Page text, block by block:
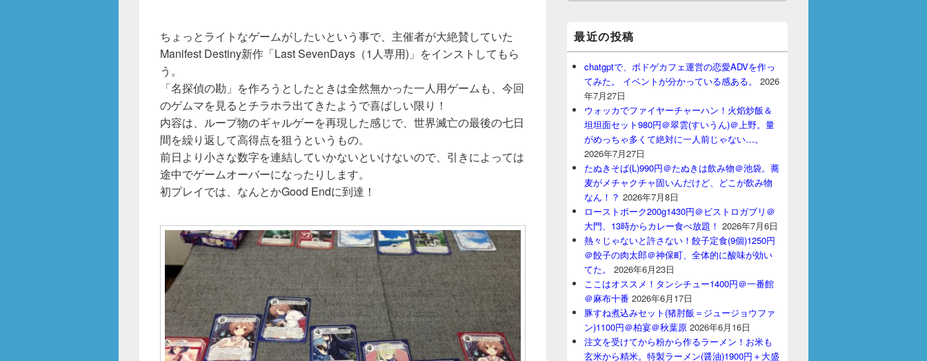
ちょっとライトなゲームがしたいという事で、主催者が大絶賛していた
Manifest Destiny新作「Last SevenDays（1人専用)」をインストしてもら
う。
「名探偵の勘」を作ろうとしたときは全然無かった一人用ゲームも、今回
のゲムマを見るとチラホラ出てきたようで喜ばしい限り！
内容は、ループ物のギャルゲーを再現した感じで、世界滅亡の最後の七日
間を繰り返して高得点を狙うというもの。
前日より小さな数字を連結していかないといけないので、引きによっては
途中でゲームオーバーになったりします。
初プレイでは、なんとかGood Endに到達！
最近の投稿
chatgptで、ボドゲカフェ運営の恋愛ADVを作っ
てみた。 イベントが分かっている感ある。
2026
年7月27日
ウォッカでファイヤーチャーハン！火焰炒飯＆
坦坦面セット980円＠翠雲(すいうん)＠上野。量
がめっちゃ多くて絶対に一人前じゃない…。
2026年7月27日
たぬきそば(L)990円＠たぬきは飲み物＠池袋。蕎
麦がメチャクチャ固いんだけど、どこが飲み物
なん！？ 2026年7月8日
ローストポーク200g1430円＠ビストロガブリ＠
大門、13時からカレー食べ放題！ 2026年7月6日
熱々じゃないと許さない！餃子定食(9個)1250円
＠餃子の肉太郎＠神保町、全体的に酸味が効い
てた。
2026年6月23日
ここはオススメ！タンシチュー1400円＠一番館
＠麻布十番 2026年6月17日
豚すね煮込みセット(猪肘飯＝ジュージョウファ
ン)1100円＠柏宴＠秋葉原 2026年6月16日
注文を受けてから粉から作るラーメン！お米も
玄米から精米。特製ラーメン(醤油)1900円＋大盛